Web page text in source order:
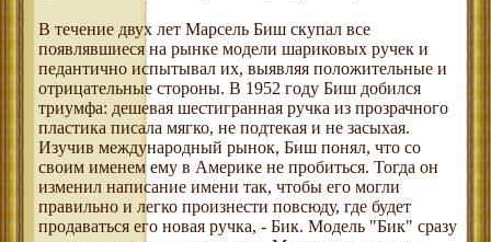
В течение двух лет Марсель Биш скупал все
появлявшиеся на рынке модели шариковых ручек и
педантично испытывал их, выявляя положительные и
отрицательные стороны. В 1952 году Биш добился
триумфа: дешевая шестигранная ручка из прозрачного
пластика писала мягко, не подтекая и не засыхая.
Изучив международный рынок, Биш понял, что со
своим именем ему в Америке не пробиться. Тогда он
изменил написание имени так, чтобы его могли
правильно и легко произнести повсюду, где будет
продаваться его новая ручка, - Бик. Модель "Бик" сразу